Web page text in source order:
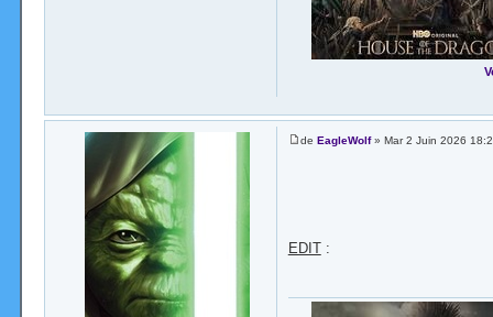
de EagleWolf» Mar 2 Juin 2026
EDIT: